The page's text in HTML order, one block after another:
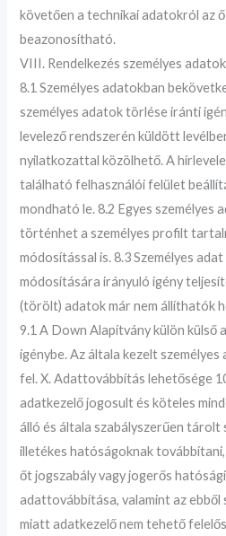
követően a technikai adatokról az ő
beazonosítható.
VIII. Rendelkezés személyes
8.1 Személyes adatokban
személyes adatok törlése iránti
levelező rendszerén küldött
nyilatkozattal közölhető. A
található felhasználói felület
mondható le. 8.2 Egyes személyes
történhet a személyes profilt
módosítással is. 8.3 Személyes
módosítására irányuló igény
(törölt) adatok már nem állíthatók
9.1 A Down Alapítvány külön külső
igénybe. Az általa kezelt
fel. X. Adattovábbítás lehetősége
adatkezelő jogosult és köteles
álló és általa szabályszerűen tárolt
illetékes hatóságoknak
őt jogszabály vagy jogerős
adattovábbítása, valamint az ebből
miatt adatkezelő nem tehető